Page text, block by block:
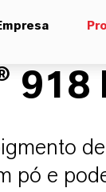
918
pó e